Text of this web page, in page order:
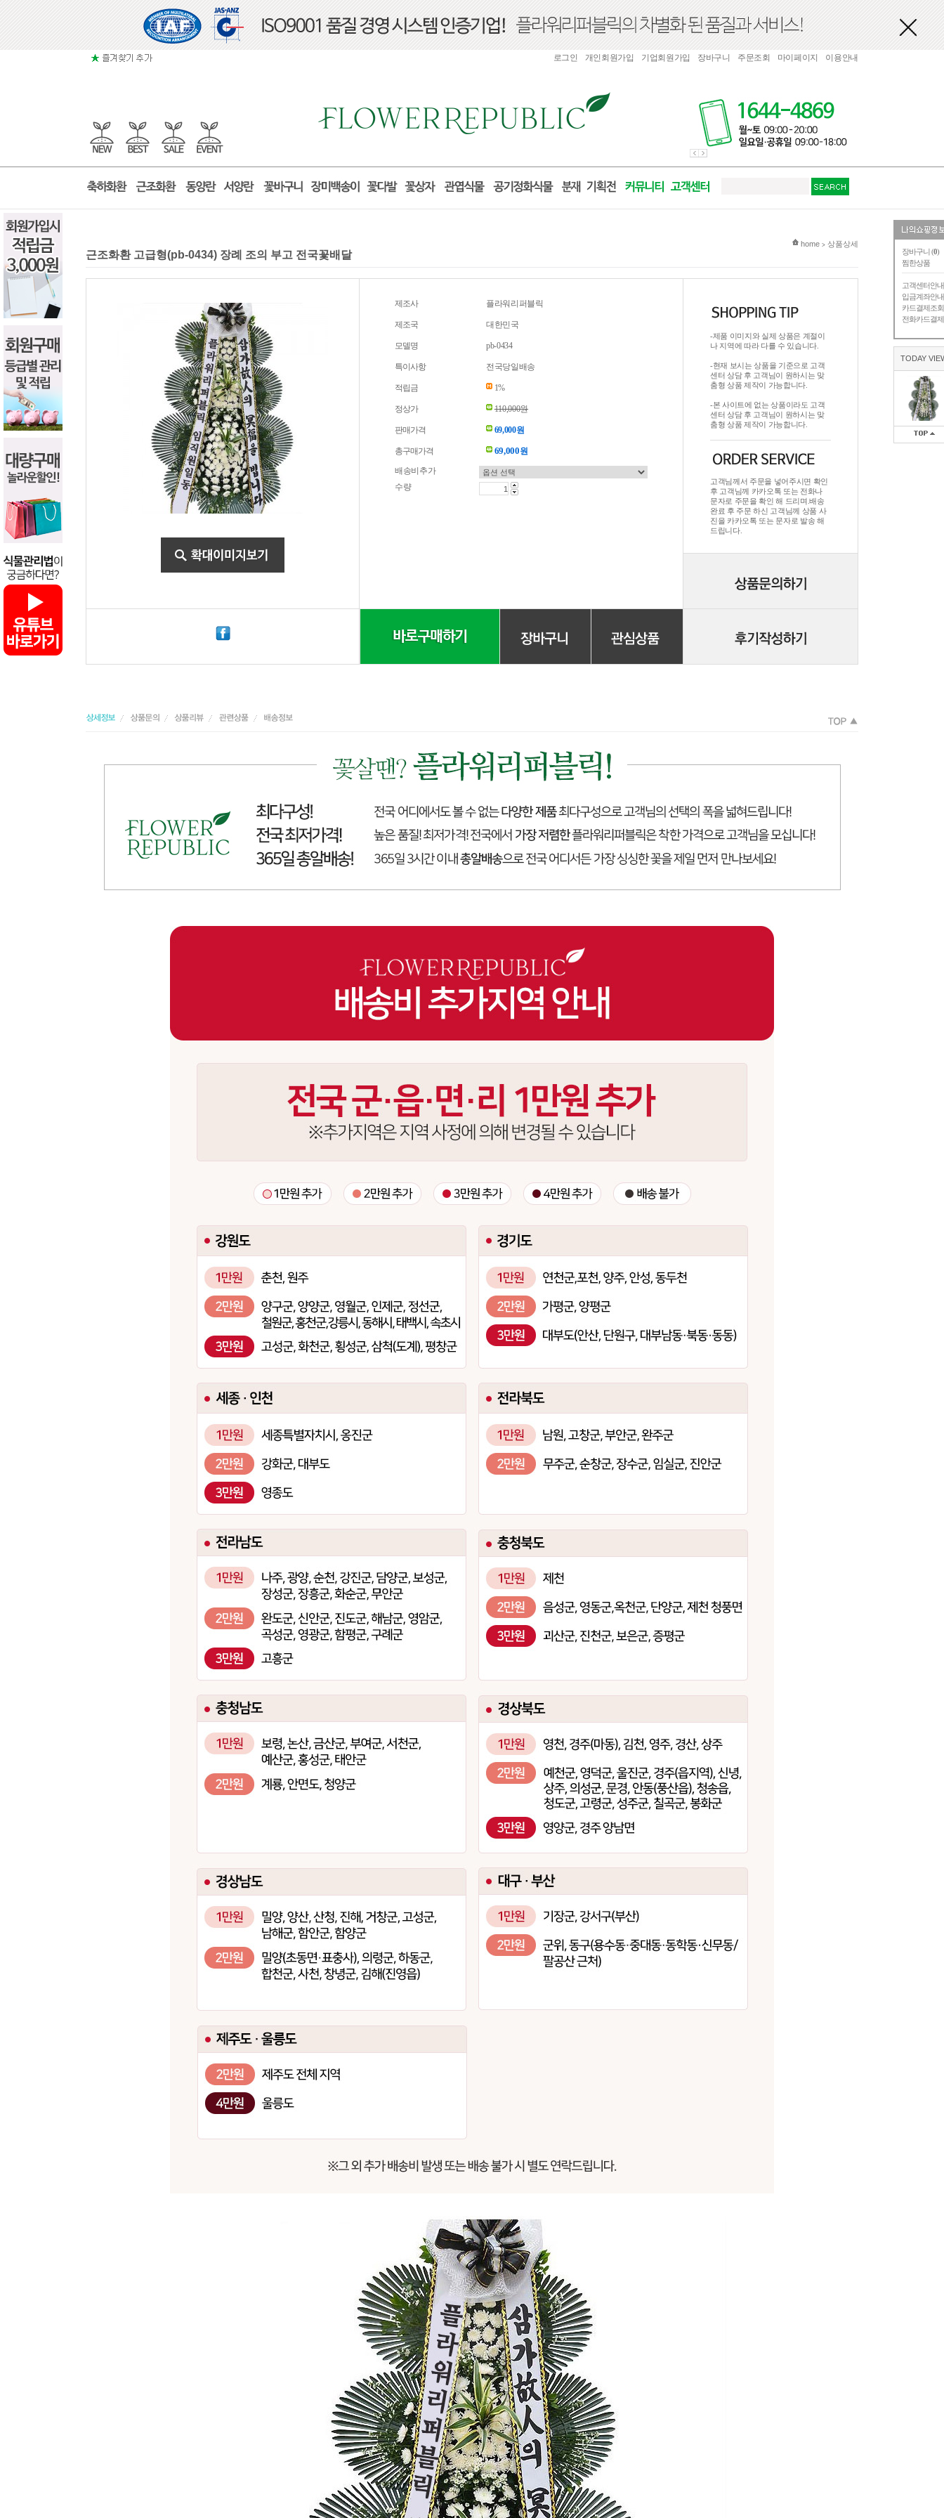
장바구니 (0)
찜한상품
고객센터안내
입금계좌안내
카드결제조회
전화카드결제
TODAY
로그인 개인회원가입 기업회원가입 장바구니 주문조회 마이페이지 이용안내
현재 위치
home > 상품상세
근조화환 고급형(pb-0434) 장례 조의 부고 전국꽃배달
제조사 플라워리퍼블릭
제조국 대한민국
모델명 pb-0434
특이사항 전국당일배송
적립금 1%
정상가 110,000원
판매가격 69,000원
총구매가격 69,000원
배송비추가
수량
-제품 이미지와 실제 상품은 계절이
나 지역에 따라 다를 수 있습니다.
-현재 보시는 상품을 기준으로 고객
센터 상담 후 고객님이 원하시는 맞
춤형 상품 제작이 가능합니다.
-본 사이트에 없는 상품이라도 고객
센터 상담 후 고객님이 원하시는 맞
춤형 상품 제작이 가능합니다.
고객님께서 주문을 넣어주시면 확인
후 고객님께 카카오톡 또는 전화나
문자로 주문을 확인 해 드리며.배송
완료 후 주문 하신 고객님께 상품 사
진을 카카오톡 또는 문자로 발송 해
드립니다.